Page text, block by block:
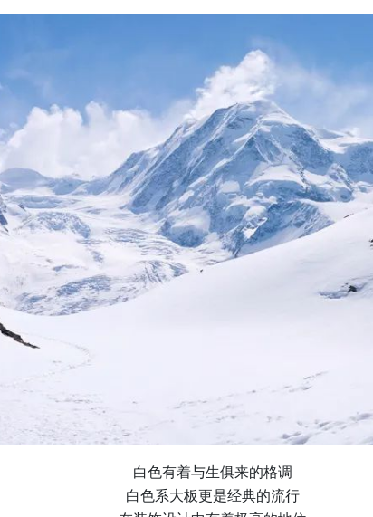
白色有着与生俱来的格调
白色系大板更是经典的流行